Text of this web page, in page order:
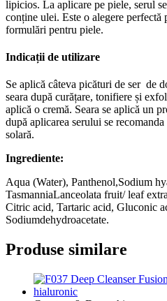
lipicios. La aplicare pe piele, serul
conține ulei. Este o alegere perfectă
formulări pentru piele.
Indicații de utilizare
Se aplică câteva picături de ser de
seara după curățare, tonifiere și
aplică o cremă. Seara se aplică un
după aplicarea serului se
solară.
Ingrediente:
Aqua (Water), Panthenol,Sodium
TasmanniaLanceolata fruit/ leaf
Citric acid, Tartaric acid, Gluconic
Sodiumdehydroacetate.
Produse similare